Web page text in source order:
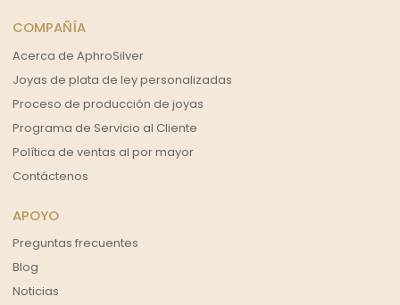
COMPAÑÍA
Acerca de AphroSilver
Joyas de plata de ley personalizadas
Proceso de producción de joyas
Programa de Servicio al Cliente
Política de ventas al por mayor
Contáctenos
APOYO
Preguntas frecuentes
Blog
Noticias